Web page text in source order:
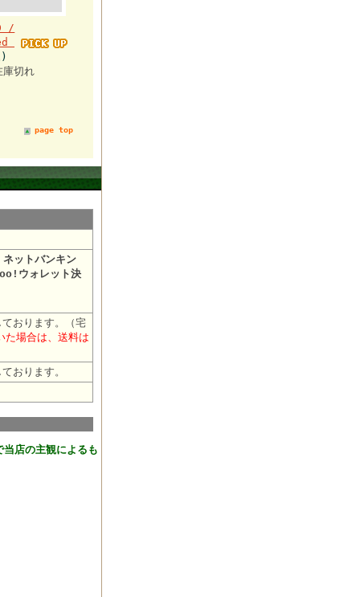
/
庫切れ
page top
ネットバンキン
ウォレット決
おります。（宅
場合は、送料は
おります。
ます。
店の主観によるも